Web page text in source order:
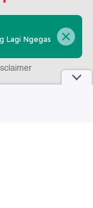
Lagi Ngegas